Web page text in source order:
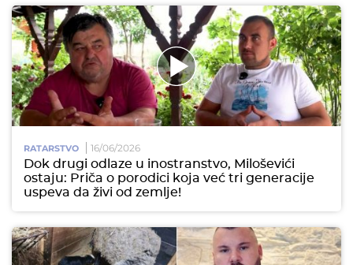
RATARSTVO 16/06/2026
Dok drugi odlaze u inostranstvo, Miloševići
ostaju: Priča o porodici koja već tri generacije
uspeva da živi od zemlje!